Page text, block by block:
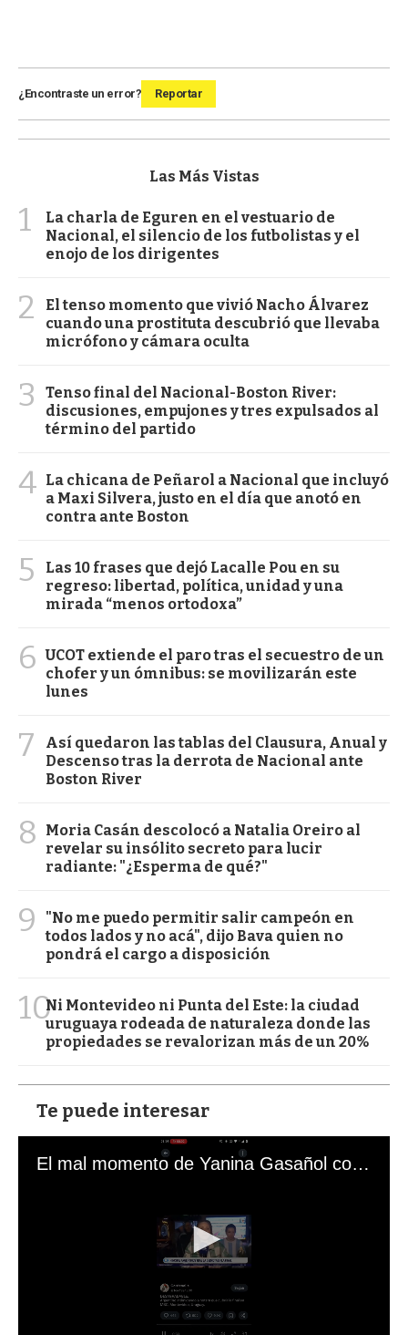
¿Encontraste un error? Reportar
Las Más Vistas
1
La charla de Eguren en el vestuario de
Nacional, el silencio de los futbolistas y el
enojo de los dirigentes
2
El tenso momento que vivió Nacho Álvarez
cuando una prostituta descubrió que llevaba
micrófono y cámara oculta
3
Tenso final del Nacional-Boston River:
discusiones, empujones y tres expulsados al
término del partido
4 La chicana de Peñarol a Nacional que incluyó
a Maxi Silvera, justo en el día que anotó en
contra ante Boston
5
Las 10 frases que dejó Lacalle Pou en su
regreso: libertad, política, unidad y una
mirada “menos ortodoxa”
6 UCOT extiende el paro tras el secuestro de un
chofer y un ómnibus: se movilizarán este
lunes
7
Así quedaron las tablas del Clausura, Anual y
Descenso tras la derrota de Nacional ante
Boston River
8
Moria Casán descolocó a Natalia Oreiro al
revelar su insólito secreto para lucir
radiante: "¿Esperma de qué?"
9
"No me puedo permitir salir campeón en
todos lados y no acá", dijo Bava quien no
pondrá el cargo a disposición
10Ni Montevideo ni Punta del Este: la ciudad
uruguaya rodeada de naturaleza donde las
propiedades se revalorizan más de un 20%
Te puede interesar
El mal momento de Yanina Gasañol con un hincha argentino en "Subrayado"